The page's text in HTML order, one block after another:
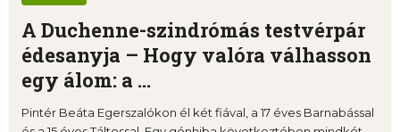
A Duchenne-szindrómás testvérpár
édesanyja – Hogy valóra válhasson
egy álom: a ...
Pintér Beáta Egerszalókon él két fiával, a 17 éves Barnabással